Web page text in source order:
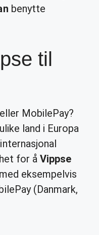
benytte
til
eller MobilePay?
land i Europa
for å Vippse
eksempelvis
(Danmark,